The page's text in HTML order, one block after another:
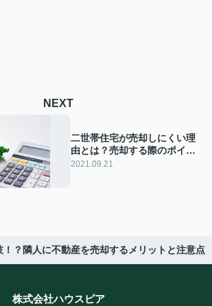
NEXT
二世帯住宅が売却しにくい理
由とは？売却する際のポイン
トも解説
2021.09.21
！？隣人に不動産を売却するメリットと注意点
株式会社ハウスピア